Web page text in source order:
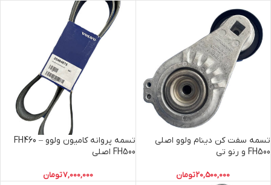
تسمه سفت کن دینام ولوو اصلی
FH500 و رنو تی
20,500,000تومان
تسمه پروانه کامیون ولوو FH460 –
FH500 اصلی
7,000,000تومان